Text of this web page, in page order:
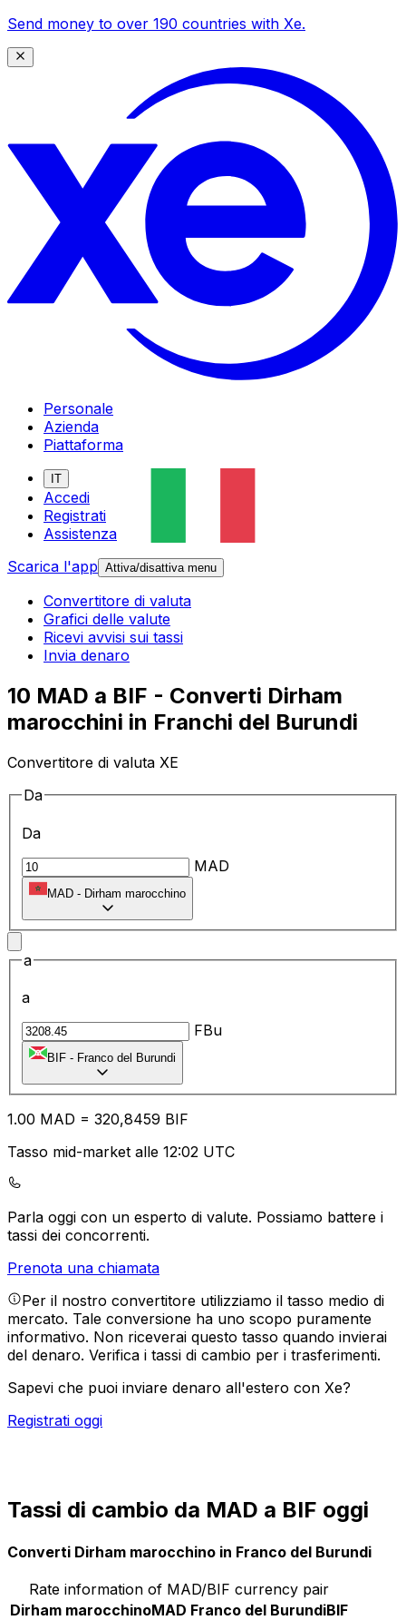
Send money to over 190 countries with Xe.
Personale
Azienda
Piattaforma
IT
Accedi
Registrati
Assistenza
Scarica l'app Attiva/disattiva menu
Convertitore di valuta
Grafici delle valute
Ricevi avvisi sui tassi
Invia denaro
10 MAD a BIF - Converti Dirham
marocchini in Franchi del Burundi
Convertitore di valuta XE
Da
Da
MAD
MAD - Dirham marocchino
a
a
FBu
BIF - Franco del Burundi
1.00 MAD = 320,8459 BIF
Tasso mid-market alle 12:02 UTC
Parla oggi con un esperto di valute. Possiamo battere i
tassi dei concorrenti.
Prenota una chiamata
Per il nostro convertitore utilizziamo il tasso medio di
mercato. Tale conversione ha uno scopo puramente
informativo. Non riceverai questo tasso quando invierai
del denaro. Verifica i tassi di cambio per i trasferimenti.
Sapevi che puoi inviare denaro all'estero con Xe?
Registrati oggi
Tassi di cambio da MAD a BIF oggi
Converti Dirham marocchino in Franco del Burundi
Rate information of MAD/BIF currency pair
Dirham marocchinoMAD Franco del BurundiBIF